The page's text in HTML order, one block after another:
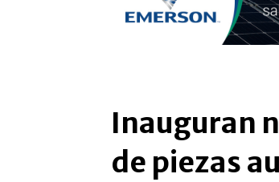
Inauguran
de piezas